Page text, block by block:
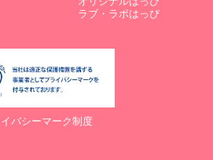
700-779
と提供されない場合に起こりうる影響
を弊社に提供されるか否かは、お客様の
ご提供されない場合には、適切なサービ
りますので予めご了承ください。
ラブ・ラボはっぴ
バシーマーク制度